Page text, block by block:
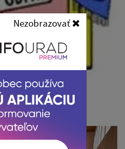
Nezobrazovať
od 27.5.2026